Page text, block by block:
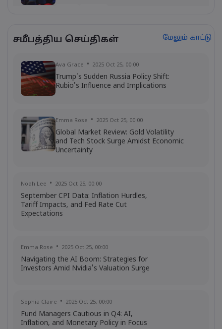
Frances Wang 2024 Oct 09, 16:00
21,000 mark
Indices
Are Tesla vehicles not as appealing
CFD Trading Stocks Shares
சமீபத்திய செய்திகள் மேலும் காட்டு
Ava Grace 2025 Oct 25, 00:00
Trump's Sudden Russia Policy Shift:
Rubio's Influence and Implications
Emma Rose 2025 Oct 25, 00:00
Global Market Review: Gold Volatility
and Tech Stock Surge Amidst Economic
Uncertainty
Noah Lee 2025 Oct 25, 00:00
September CPI Data: Inflation Hurdles,
Tariff Impacts, and Fed Rate Cut
Expectations
Emma Rose 2025 Oct 25, 00:00
Navigating the AI Boom: Strategies for
Investors Amid Nvidia's Valuation Surge
Sophia Claire 2025 Oct 25, 00:00
Fund Managers Cautious in Q4: AI,
Inflation, and Monetary Policy in Focus